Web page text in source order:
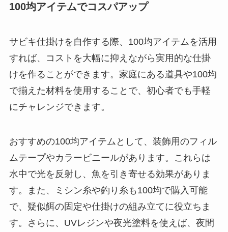
100均アイテムでコスパアップ
サビキ仕掛けを自作する際、100均アイテムを活用
すれば、コストを大幅に抑えながら実用的な仕掛
けを作ることができます。家庭にある道具や100均
で揃えた材料を使用することで、初心者でも手軽
にチャレンジできます。
おすすめの100均アイテムとして、装飾用のフィル
ムテープやカラービニールがあります。これらは
水中で光を反射し、魚を引き寄せる効果がありま
す。また、ミシン糸や釣り糸も100均で購入可能
で、疑似餌の固定や仕掛けの組み立てに役立ちま
す。さらに、UVレジンや夜光塗料を使えば、夜間